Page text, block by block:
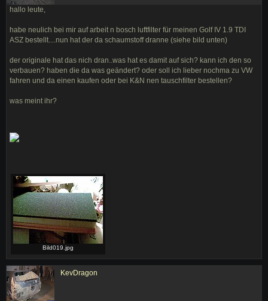
hallo leute,
habe neulich bei mir auf arbeit n bosch luftfilter für meinen Golf IV 1.9 TDI
ASZ bestellt....nun hat der da schaumstoff dranne (siehe bild unten)
der originale hat das nich dran..was hat es damit auf sich? kann ich den so
verbauen? haben die da was geändert? oder soll ich lieber nochma zu VW
fahren und da einen kaufen oder bei K&N nen tauschfilter bestellen?
was meint ihr?
Bild019.jpg
KevDragon